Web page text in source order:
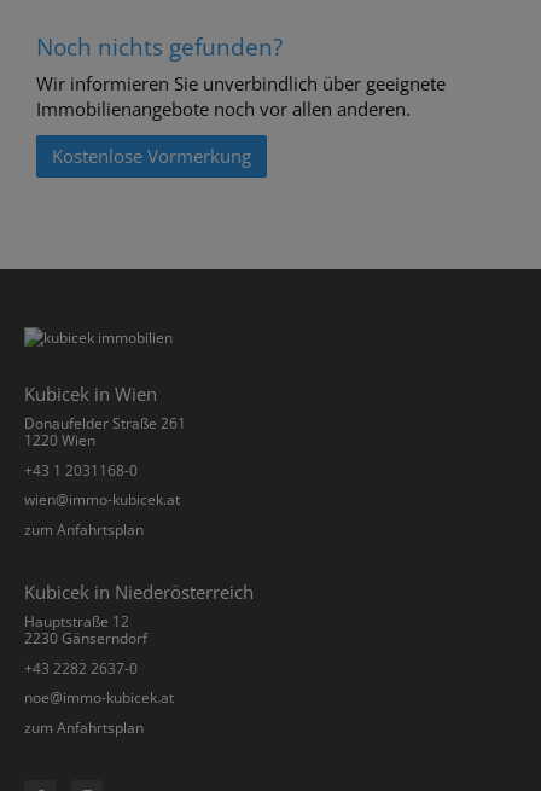
Noch nichts gefunden?
Wir informieren Sie unverbindlich über geeignete
Immobilienangebote noch vor allen anderen.
Kostenlose Vormerkung
Kubicek in Wien
Donaufelder Straße 261
1220 Wien
+43 1 2031168-0
­wien@immo-kubicek.at
zum Anfahrtsplan
Kubicek in Niederösterreich
Hauptstraße 12
2230 Gänserndorf
+43 2282 2637-0
­noe@immo-kubicek.at
zum Anfahrtsplan